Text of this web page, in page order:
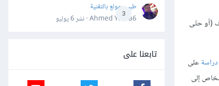
(أو حتّى
على
الأشخاص إلى
3
طبيب مولع بالتقنية
Ahmed Yahia6 · نشر
6 يوليو
تابعنا على